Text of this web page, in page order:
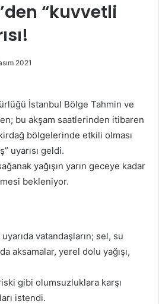
“kuvvetli
2021
İstanbul Bölge Tahmin ve
bu akşam saatlerinden itibaren
bölgelerinde etkili olması
uyarısı geldi.
yağışın yarın geceye kadar
bekleniyor.
vatandaşların; sel, su
aksamalar, yerel dolu yağışı,
gibi olumsuzluklara karşı
istendi.